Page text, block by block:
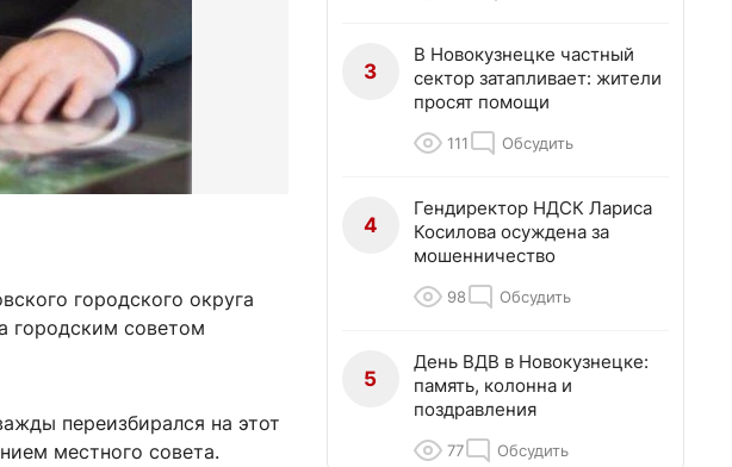
городского округа
городским советом
переизбирался на этот
местного совета.
3
В Новокузнецке частный
сектор затапливает: жители
просят помощи
111 Обсудить
4
Гендиректор НДСК Лариса
Косилова осуждена за
мошенничество
98 Обсудить
5
День ВДВ в Новокузнецке:
память, колонна и
поздравления
77 Обсудить